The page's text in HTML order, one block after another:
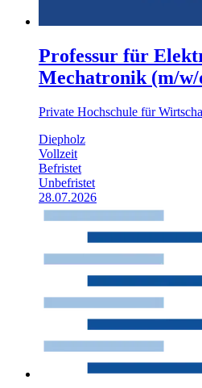
Professur für
Mechatronik (m/w/
Private Hochschule für
Diepholz
Vollzeit
Befristet
Unbefristet
28.07.2026